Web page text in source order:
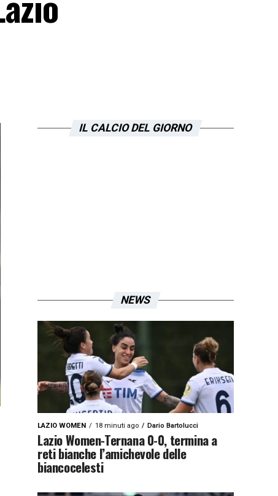
IL CALCIO DEL GIORNO
NEWS
LAZIO WOMEN 18 minuti ago Dario Bartolucci
Lazio Women-Ternana 0-0, termina a
reti bianche l’amichevole delle
biancocelesti